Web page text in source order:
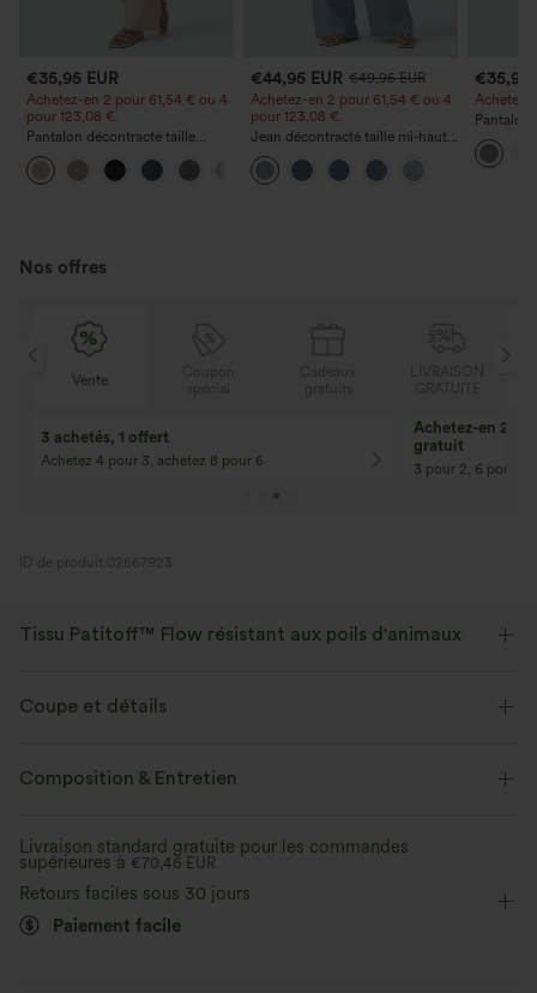
€35,95 EUR
Achetez-en 2 pour 61,54 € ou 4
pour 123,08 €.
Pantalon décontracté taille
haute à jambe droite, effet lin,
avec poches
€44,95 EUR €49,95 EUR
Achetez-en 2 pour 61,54 € ou 4
pour 123,08 €.
Jean décontracté taille mi‑haute,
à cordon de serrage, avec
poches
€35,95
Achetez-
Pantalon
poches
Nos offres
Vente
3 achetés, 1 offert
Achetez 4 pour 3, achetez 8 pour 6
Achetez-en 2,
gratuit
3 pour 2, 6 pour 4,
ID de produit 02667923
Tissu Patitoff™ Flow résistant aux poils d'animaux
avec notre tissu durable résistant aux poils d'animaux. Patitoff™ 2.0 est
en attente de brevet d'utilité américain créé par Halara.
Extensible dans les 4 sens
Tissu résistant aux poils d’animaux
Poils d’animaux faciles à retirer
Coupe et détails
Taille plate Poches latérales
Élasticité moyenne Élasticité quatre directions
Composition & Entretien
Livraison standard gratuite pour les commandes
supérieures à €70,46 EUR
Retours faciles sous 30 jours
Paiement facile